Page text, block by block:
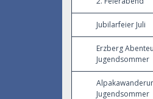
Jubilarfeier Juli
Erzberg
Jugendsommer
Jugendsommer